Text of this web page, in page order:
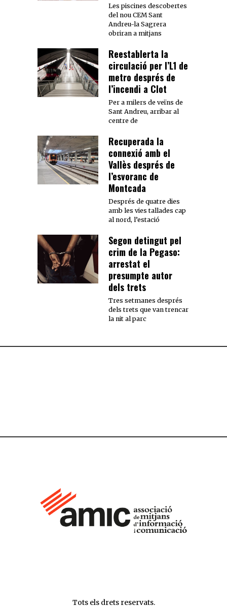
Les piscines descobertes
del nou CEM Sant
Andreu-la Sagrera
obriran a mitjans
Reestablerta la
circulació per l’L1 de
metro després de
l’incendi a Clot
Per a milers de veïns de
Sant Andreu, arribar al
centre de
Recuperada la
connexió amb el
Vallès després de
l’esvoranc de
Montcada
Després de quatre dies
amb les vies tallades cap
al nord, l’estació
Segon detingut pel
crim de la Pegaso:
arrestat el
presumpte autor
dels trets
Tres setmanes després
dels trets que van trencar
la nit al parc
Tots els drets reservats.